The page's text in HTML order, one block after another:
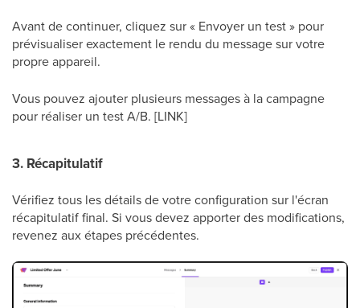
Avant de continuer, cliquez sur « Envoyer un test » pour
prévisualiser exactement le rendu du message sur votre
propre appareil.
Vous pouvez ajouter plusieurs messages à la campagne
pour réaliser un test A/B. [LINK]
3. Récapitulatif
Vérifiez tous les détails de votre configuration sur l'écran
récapitulatif final. Si vous devez apporter des modifications,
revenez aux étapes précédentes.